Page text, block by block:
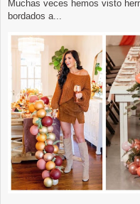
Muchas veces hemos visto
bordados a...